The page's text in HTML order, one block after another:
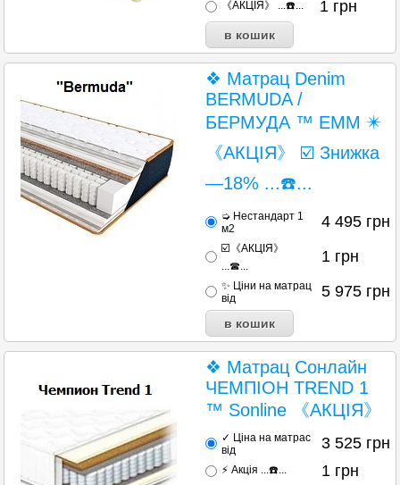
《АКЦІЯ》 ...☎️... 1 грн
❖ Матрац Denim
BERMUDA /
БЕРМУДА ™ ЕММ ✴️
《АКЦІЯ》 ☑️ Знижка
—18% ...☎️...
➭ Нестандарт 1
м2
4 495 грн
☑️《АКЦІЯ》
...☎...
1 грн
✨ Ціни на матрац
від
5 975 грн
❖ Матрац Сонлайн
ЧЕМПІОН TREND 1
™ Sonline 《АКЦІЯ》
✓ Ціна на матрас
від
3 525 грн
⚡ Акція ...☎️... 1 грн